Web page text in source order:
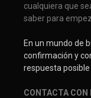
cualquiera que
saber para
En un mundo de
confirmación y
respuesta posible
CONTACTA CON